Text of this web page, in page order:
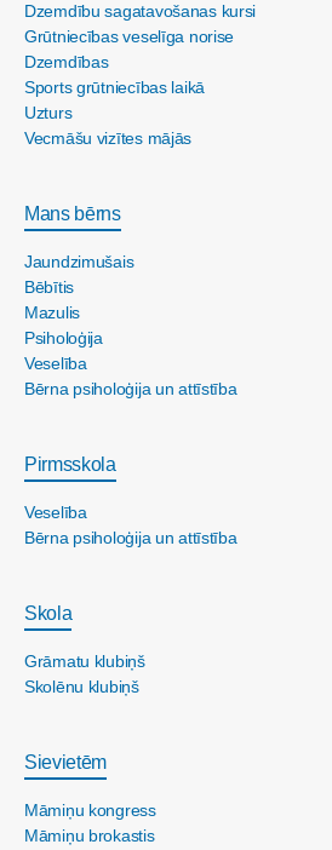
Dzemdību sagatavošanas kursi
Grūtniecības veselīga norise
Dzemdības
Sports grūtniecības laikā
Uzturs
Vecmāšu vizītes mājās
Mans bērns
Jaundzimušais
Bēbītis
Mazulis
Psiholoģija
Veselība
Bērna psiholoģija un attīstība
Pirmsskola
Veselība
Bērna psiholoģija un attīstība
Skola
Grāmatu klubiņš
Skolēnu klubiņš
Sievietēm
Māmiņu kongress
Māmiņu brokastis